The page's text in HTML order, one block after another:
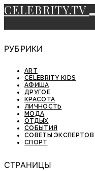
CELEBRITY.TV
РУБРИКИ
ART
CELEBRITY KIDS
АФИША
ДРУГОЕ
КРАСОТА
ЛИЧНОСТЬ
МОДА
ОТДЫХ
СОБЫТИЯ
СОВЕТЫ ЭКСПЕРТОВ
СПОРТ
СТРАНИЦЫ